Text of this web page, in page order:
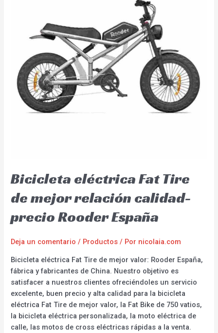
Bicicleta eléctrica Fat Tire
de mejor relación calidad-
precio Rooder España
Deja un comentario / Productos / Por nicolaia.com
Bicicleta eléctrica Fat Tire de mejor valor: Rooder España,
fábrica y fabricantes de China. Nuestro objetivo es
satisfacer a nuestros clientes ofreciéndoles un servicio
excelente, buen precio y alta calidad para la bicicleta
eléctrica Fat Tire de mejor valor, la Fat Bike de 750 vatios,
la bicicleta eléctrica personalizada, la moto eléctrica de
calle, las motos de cross eléctricas rápidas a la venta.